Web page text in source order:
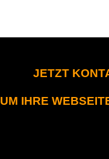
JETZT
UM IHRE